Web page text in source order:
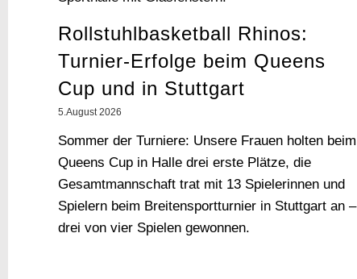
Rollstuhlbasketball Rhinos:
Turnier-Erfolge beim Queens
Cup und in Stuttgart
5.August 2026
Sommer der Turniere: Unsere Frauen holten beim
Queens Cup in Halle drei erste Plätze, die
Gesamtmannschaft trat mit 13 Spielerinnen und
Spielern beim Breitensportturnier in Stuttgart an –
drei von vier Spielen gewonnen.